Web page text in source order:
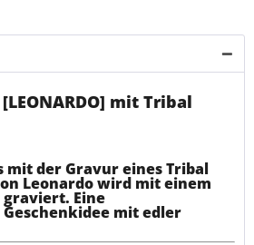
mit Tribal
mit der Gravur eines Tribal
Leonardo wird mit einem
graviert. Eine
mit edler